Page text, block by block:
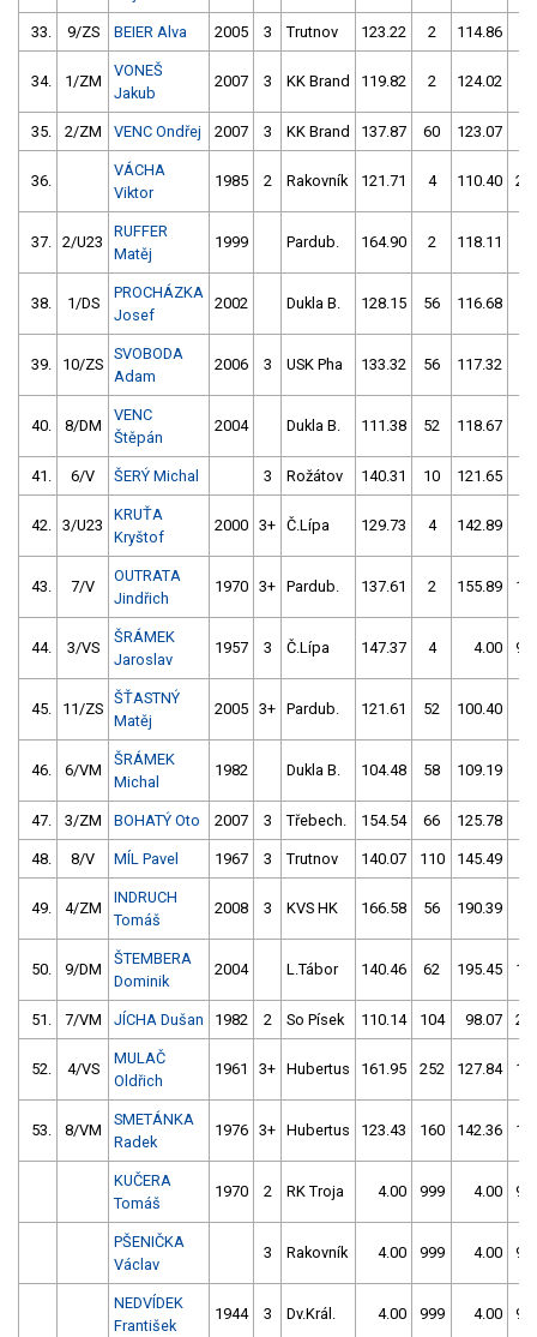
33. 9/ZS BEIER Alva 2005 3 Trutnov 123.22 2 114.86
34. 1/ZM
VONEŠ
Jakub
2007 3 KK Brand 119.82 2 124.02
35. 2/ZM VENC Ondřej 2007 3 KK Brand 137.87 60 123.07
36.
VÁCHA
Viktor
1985 2 Rakovník 121.71 4 110.40
37. 2/U23
RUFFER
Matěj
1999 Pardub. 164.90 2 118.11
38. 1/DS
PROCHÁZKA
Josef
2002 Dukla B. 128.15 56 116.68
39. 10/ZS
SVOBODA
Adam
2006 3 USK Pha 133.32 56 117.32
40. 8/DM
VENC
Štěpán
2004 Dukla B. 111.38 52 118.67
41. 6/V ŠERÝ Michal 3 Rožátov 140.31 10 121.65
42. 3/U23
KRUŤA
Kryštof
2000 3+ Č.Lípa 129.73 4 142.89
43. 7/V
OUTRATA
Jindřich
1970 3+ Pardub. 137.61 2 155.89
44. 3/VS
ŠRÁMEK
Jaroslav
1957 3 Č.Lípa 147.37 4 4.00
45. 11/ZS
ŠŤASTNÝ
Matěj
2005 3+ Pardub. 121.61 52 100.40
46. 6/VM
ŠRÁMEK
Michal
1982 Dukla B. 104.48 58 109.19
47. 3/ZM BOHATÝ Oto 2007 3 Třebech. 154.54 66 125.78
48. 8/V MÍL Pavel 1967 3 Trutnov 140.07 110 145.49
49. 4/ZM
INDRUCH
Tomáš
2008 3 KVS HK 166.58 56 190.39
50. 9/DM
ŠTEMBERA
Dominik
2004 L.Tábor 140.46 62 195.45
51. 7/VM JÍCHA Dušan 1982 2 So Písek 110.14 104 98.07
52. 4/VS
MULAČ
Oldřich
1961 3+ Hubertus 161.95 252 127.84
53. 8/VM
SMETÁNKA
Radek
1976 3+ Hubertus 123.43 160 142.36
KUČERA
Tomáš
1970 2 RK Troja 4.00 999 4.00
PŠENIČKA
Václav
3 Rakovník 4.00 999 4.00
NEDVÍDEK
František
1944 3 Dv.Král. 4.00 999 4.00